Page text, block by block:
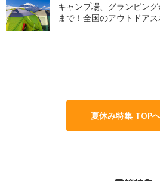
キャンプ場、グランピン
まで！全国のアウトドア
夏休み特集 TOP